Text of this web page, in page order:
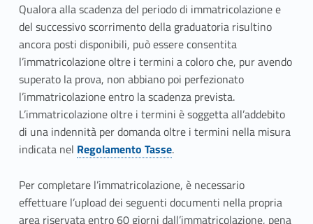
t
r
i
c
o
l
a
z
Qualora alla scadenza del periodo di immatricolazione e
del successivo scorrimento della graduatoria risultino
ancora posti disponibili, può essere consentita
l’immatricolazione oltre i termini a coloro che, pur avendo
superato la prova, non abbiano poi perfezionato
l’immatricolazione entro la scadenza prevista.
L’immatricolazione oltre i termini è soggetta all’addebito
di una indennità per domanda oltre i termini nella misura
indicata nel Regolamento Tasse.
Per completare l’immatricolazione, è necessario
effettuare l’upload dei seguenti documenti nella propria
area riservata entro60 giorni dall’immatricolazione, pena